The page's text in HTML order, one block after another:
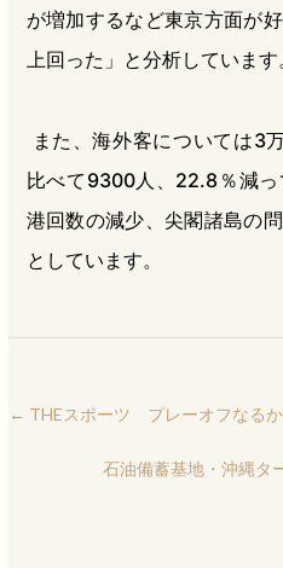
が増加するなど東京方面が
上回った」と分析しています
また、海外客については3
比べて9300人、22.8％減
港回数の減少、尖閣諸島の
としています。
← THEスポーツ プレーオフなる
石油備蓄基地・沖縄タ